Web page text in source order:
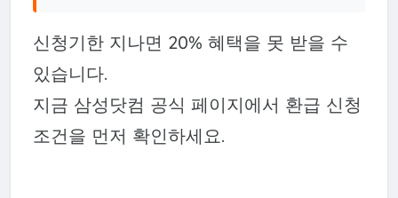
신청기한 지나면 20% 혜택을 못 받을 수
있습니다.
지금 삼성닷컴 공식 페이지에서 환급 신청
조건을 먼저 확인하세요.